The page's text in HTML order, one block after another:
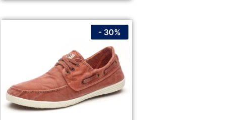
- 30%